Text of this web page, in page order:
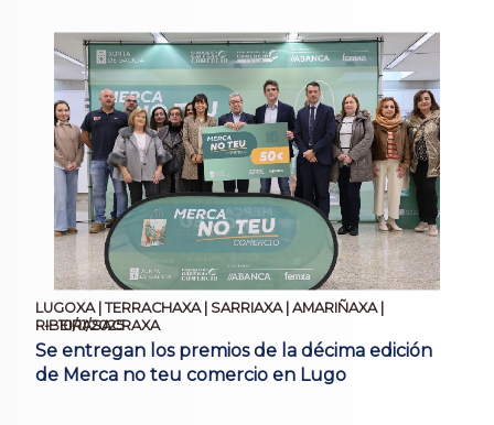
LUGOXA | TERRACHAXA | SARRIAXA | AMARIÑAXA |
RIBEIRASACRAXA
10/11/2025
Se entregan los premios de la décima edición
de Merca no teu comercio en Lugo